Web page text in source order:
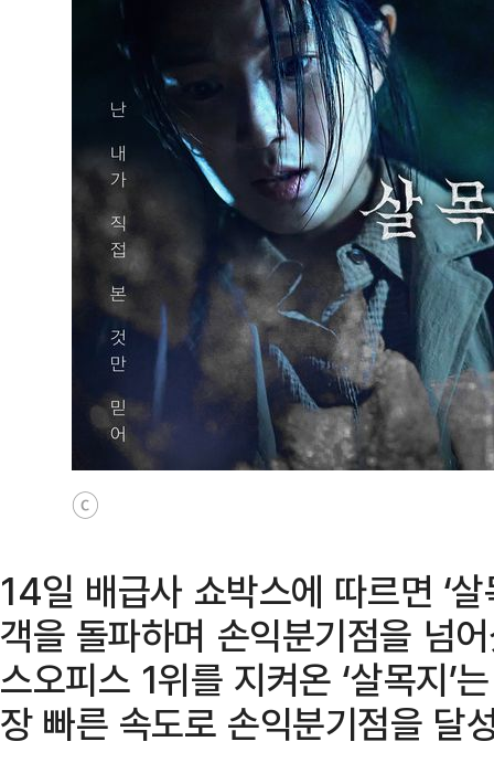
ⓒ
14일 배급사 쇼박스에 따르면 ‘
객을 돌파하며 손익분기점을 넘
스오피스 1위를 지켜온 ‘살목지
장 빠른 속도로 손익분기점을 달